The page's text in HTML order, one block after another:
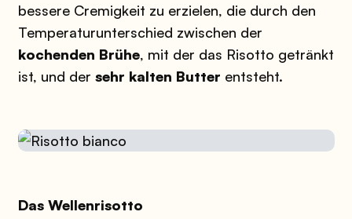
bessere Cremigkeit zu erzielen, die durch den
Temperaturunterschied zwischen der
kochenden Brühe, mit der das Risotto getränkt
ist, und der sehr kalten Butter entsteht.
Das Wellenrisotto